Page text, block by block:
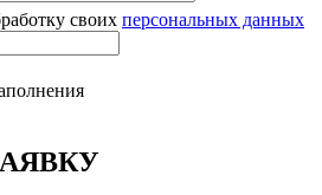
своих персональных данных